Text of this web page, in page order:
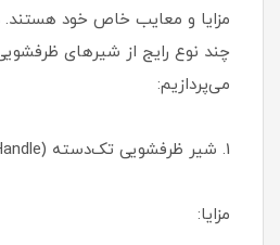
مزایا و معایب خاص خود هستند.
چند نوع رایج از شیرهای
می‌پردازیم:
1. شیر ظرفشویی تک‌دسته (Single Handle)
مزایا: